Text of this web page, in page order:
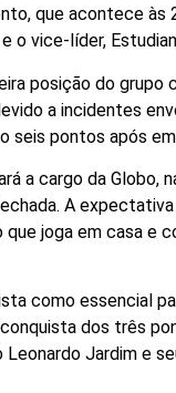
que acontece às
o vice-líder,
posição do
a incidentes
seis pontos após
a cargo da
A
que joga em casa e
como essencial
dos três
Jardim e